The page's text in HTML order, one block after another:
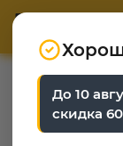
Главная — О
До 10
скидка